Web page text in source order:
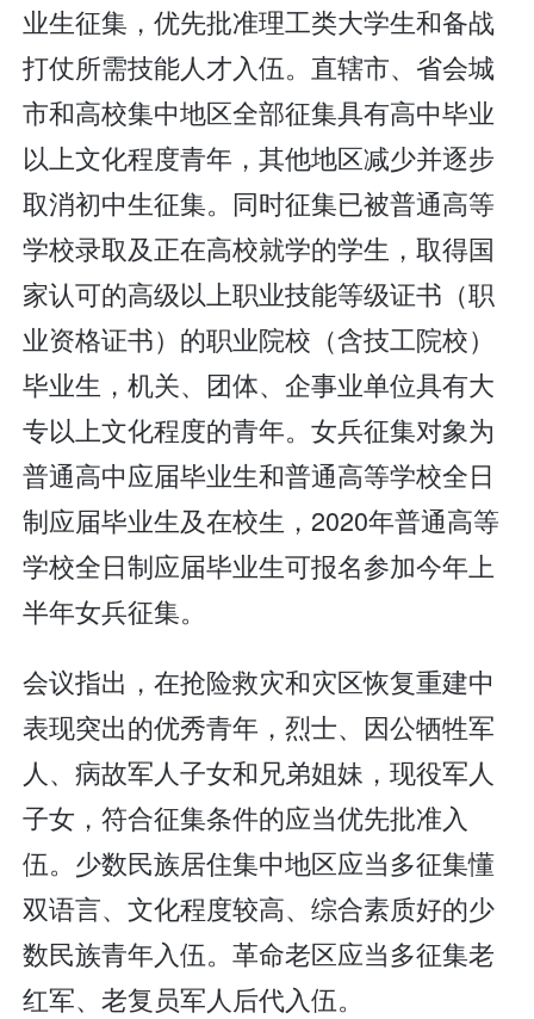
业生征集，优先批准理工类大学生和备战
打仗所需技能人才入伍。直辖市、省会城
市和高校集中地区全部征集具有高中毕业
以上文化程度青年，其他地区减少并逐步
取消初中生征集。同时征集已被普通高等
学校录取及正在高校就学的学生，取得国
家认可的高级以上职业技能等级证书（职
业资格证书）的职业院校（含技工院校）
毕业生，机关、团体、企事业单位具有大
专以上文化程度的青年。女兵征集对象为
普通高中应届毕业生和普通高等学校全日
制应届毕业生及在校生，2020年普通高等
学校全日制应届毕业生可报名参加今年上
半年女兵征集。
会议指出，在抢险救灾和灾区恢复重建中
表现突出的优秀青年，烈士、因公牺牲军
人、病故军人子女和兄弟姐妹，现役军人
子女，符合征集条件的应当优先批准入
伍。少数民族居住集中地区应当多征集懂
双语言、文化程度较高、综合素质好的少
数民族青年入伍。革命老区应当多征集老
红军、老复员军人后代入伍。